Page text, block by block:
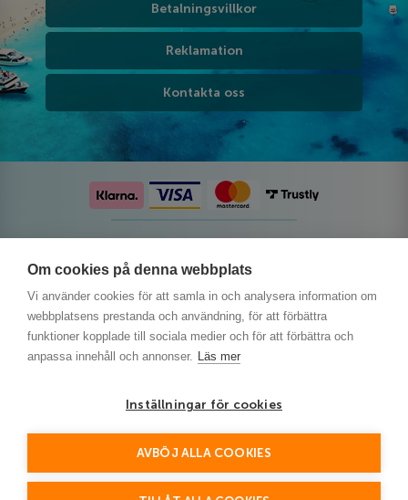
Om cookies på denna webbplats
Vi använder cookies för att samla in och analysera information om
webbplatsens prestanda och användning, för att förbättra
funktioner kopplade till sociala medier och för att förbättra och
anpassa innehåll och annonser. Läs mer
Inställningar för cookies
AVBÖJ ALLA COOKIES
Betalningsvillkor
Reklamation
Kontakta oss
This site is protected by reCAPTCHA and the Google
andTerms of Service apply.